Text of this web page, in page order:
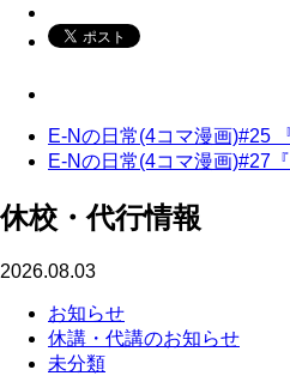
E-Nの日常(4コマ漫画)#25
E-Nの日常(4コマ漫画)#27
休校・代行情報
2026.08.03
お知らせ
休講・代講のお知らせ
未分類